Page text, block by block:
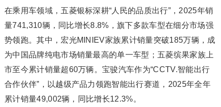
在乘用车领域，五菱银标深耕“人民的品质出行”，2025年销
量741,310辆，同比增长8.8%，旗下多款车型在细分市场强
势领跑。其中，宏光MINIEV家族累计销量突破185万辆，成
为中国品牌纯电市场销量最高的单一车型；五菱缤果家族上
市至今累计销量超60万辆。宝骏汽车作为“CCTV.智能出行
合作伙伴”，以越级产品力领跑智能出行赛道，2025年全年
累计销量49,002辆，同比增长12.3%。